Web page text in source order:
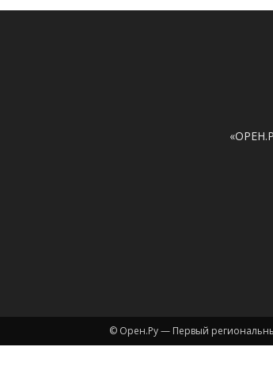
© Орен.Ру — Первый